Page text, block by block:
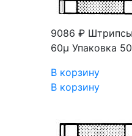
9086 ₽
60μ Упаковка
В корзину
В корзину